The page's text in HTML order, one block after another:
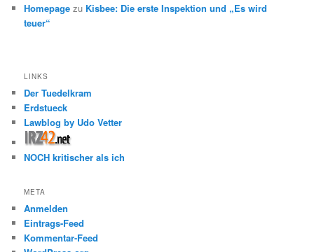
Homepage zu Kisbee: Die erste Inspektion und „Es wird
teuer“
LINKS
Der Tuedelkram
Erdstueck
Lawblog by Udo Vetter
NOCH kritischer als ich
META
Anmelden
Eintrags-Feed
Kommentar-Feed